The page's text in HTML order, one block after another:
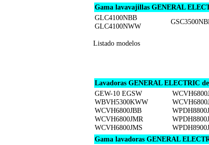
Gama lavavajillas GENERAL
GLC4100NBB
GLC4100NWW
Listado modelos
Lavadoras GENERAL ELECTRIC
GEW-10 EGSW
WBVH5300KWW
WCVH6800JBB
WCVH6800JMR
WCVH6800JMS
Gama lavadoras GENERAL